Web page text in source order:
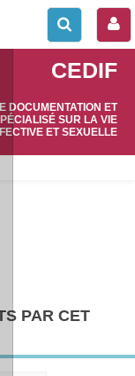
CEDIF
DOCUMENTATION ET
SUR LA VIE
ET SEXUELLE
PAR CET